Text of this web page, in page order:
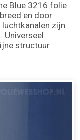
Blue 3216 folie
en door
zijn
Universeel
structuur